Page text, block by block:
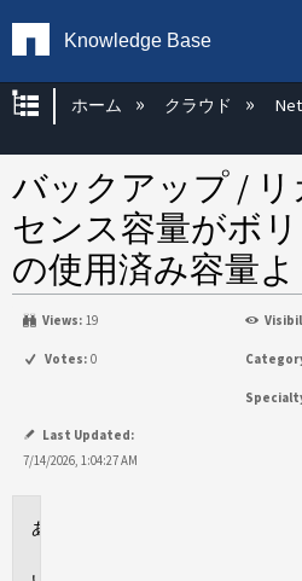
Knowledge Base
グローバル階層を
ホーム クラウド
バックアップ /
センス容量がボ
の使用済み容量
Views: 19
Votes: 0
Last Updated:
7/14/2026, 1:04:27 AM